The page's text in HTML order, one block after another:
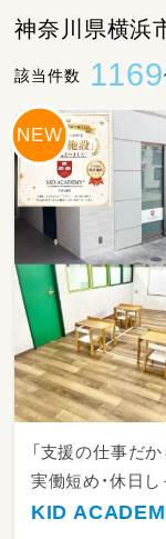
神奈川県横浜
該当件数 1169
「支援の仕事だ
実働短め・休日
KID